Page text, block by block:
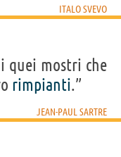
ITALO SVEVO
quei mostri che
rimpianti.”
JEAN-PAUL SARTRE